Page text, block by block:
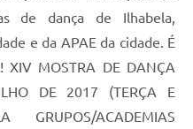
de dança de Ilhabela,
e da APAE da cidade. É
MOSTRA DE DANÇA
DE 2017 (TERÇA E
ACADEMIAS